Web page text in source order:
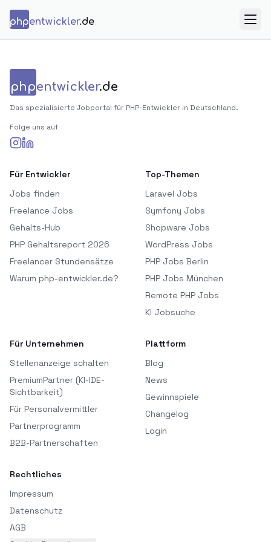
phpentwickler.de
phpentwickler.de
Das spezialisierte Jobportal für PHP-Entwickler in Deutschland.
Folge uns auf
Für Entwickler
Jobs finden
Freelance Jobs
Gehalts-Hub
PHP Gehaltsreport 2026
Freelancer Stundensätze
Warum php-entwickler.de?
Top-Themen
Laravel Jobs
Symfony Jobs
Shopware Jobs
WordPress Jobs
PHP Jobs Berlin
PHP Jobs München
Remote PHP Jobs
KI Jobsuche
Für Unternehmen
Stellenanzeige schalten
PremiumPartner (KI-IDE-
Sichtbarkeit)
Für Personalvermittler
Partnerprogramm
B2B-Partnerschaften
Plattform
Blog
News
Gewinnspiele
Changelog
Login
Rechtliches
Impressum
Datenschutz
AGB